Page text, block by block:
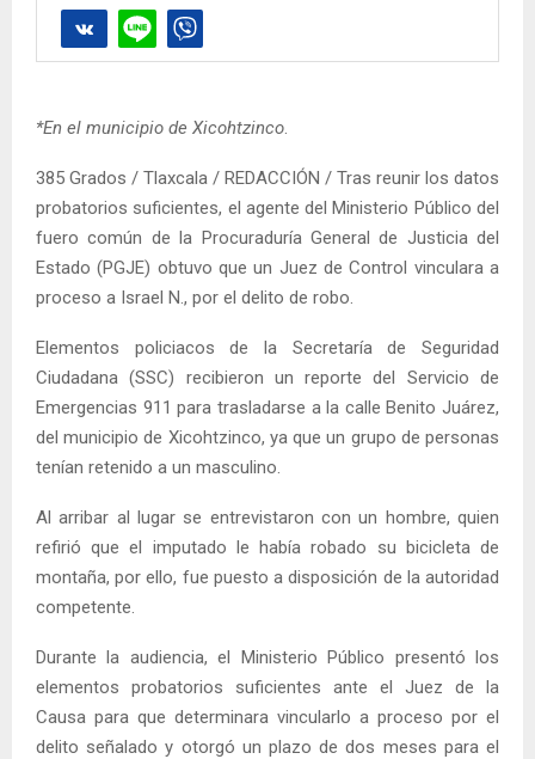
*En el municipio de Xicohtzinco
385 Grados / Tlaxcala / REDACCIÓN / Tras reunir los datos
probatorios suficientes, el agente del Ministerio Público del
fuero común de la Procuraduría General de Justicia del
Estado (PGJE) obtuvo que un Juez de Control vinculara a
proceso a Israel N., por el delito de robo.
Elementos policiacos de la Secretaría de Seguridad
Ciudadana (SSC) recibieron un reporte del Servicio de
Emergencias 911 para trasladarse a la calle Benito Juárez,
del municipio de Xicohtzinco, ya que un grupo de personas
tenían retenido a un masculino.
Al arribar al lugar se entrevistaron con un hombre, quien
refirió que el imputado le había robado su bicicleta de
montaña, por ello, fue puesto a disposición de la autoridad
competente.
Durante la audiencia, el Ministerio Público presentó los
elementos probatorios suficientes ante el Juez de la
Causa para que determinara vincularlo a proceso por el
delito señalado y otorgó un plazo de dos meses para el